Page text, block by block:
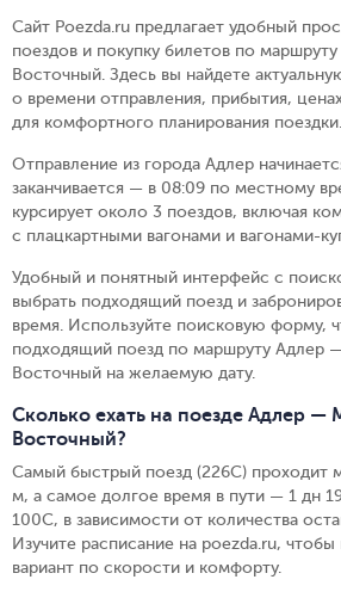
Сайт Poezda.ru предлагает удобный
поездов и покупку билетов по
Восточный. Здесь вы найдете
о времени отправления, прибытия,
для комфортного планирования поездки.
Отправление из города Адлер
заканчивается — в 08:09 по местному
курсирует около 3 поездов, включая
с плацкартными вагонами и вагонами-
Удобный и понятный интерфейс с
выбрать подходящий поезд и
время. Используйте поисковую форму,
подходящий поезд по маршруту Адлер
Восточный на желаемую дату.
Сколько ехать на поезде Адлер —
Восточный?
Самый быстрый поезд (226С) проходит
м, а самое долгое время в пути — 1 дн
100С, в зависимости от количества
Изучите расписание на poezda.ru,
вариант по скорости и комфорту.